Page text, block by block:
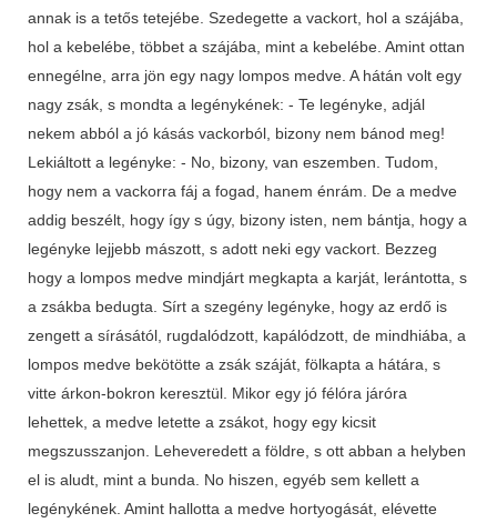
annak is a tetős tetejébe. Szedegette a vackort, hol a szájába,
hol a kebelébe, többet a szájába, mint a kebelébe. Amint ottan
ennegélne, arra jön egy nagy lompos medve. A hátán volt egy
nagy zsák, s mondta a legénykének: - Te legényke, adjál
nekem abból a jó kásás vackorból, bizony nem bánod meg!
Lekiáltott a legényke: - No, bizony, van eszemben. Tudom,
hogy nem a vackorra fáj a fogad, hanem énrám. De a medve
addig beszélt, hogy így s úgy, bizony isten, nem bántja, hogy a
legényke lejjebb mászott, s adott neki egy vackort. Bezzeg
hogy a lompos medve mindjárt megkapta a karját, lerántotta, s
a zsákba bedugta. Sírt a szegény legényke, hogy az erdő is
zengett a sírásától, rugdalódzott, kapálódzott, de mindhiába, a
lompos medve bekötötte a zsák száját, fölkapta a hátára, s
vitte árkon-bokron keresztül. Mikor egy jó félóra járóra
lehettek, a medve letette a zsákot, hogy egy kicsit
megszusszanjon. Leheveredett a földre, s ott abban a helyben
el is aludt, mint a bunda. No hiszen, egyéb sem kellett a
legénykének. Amint hallotta a medve hortyogását, elévette